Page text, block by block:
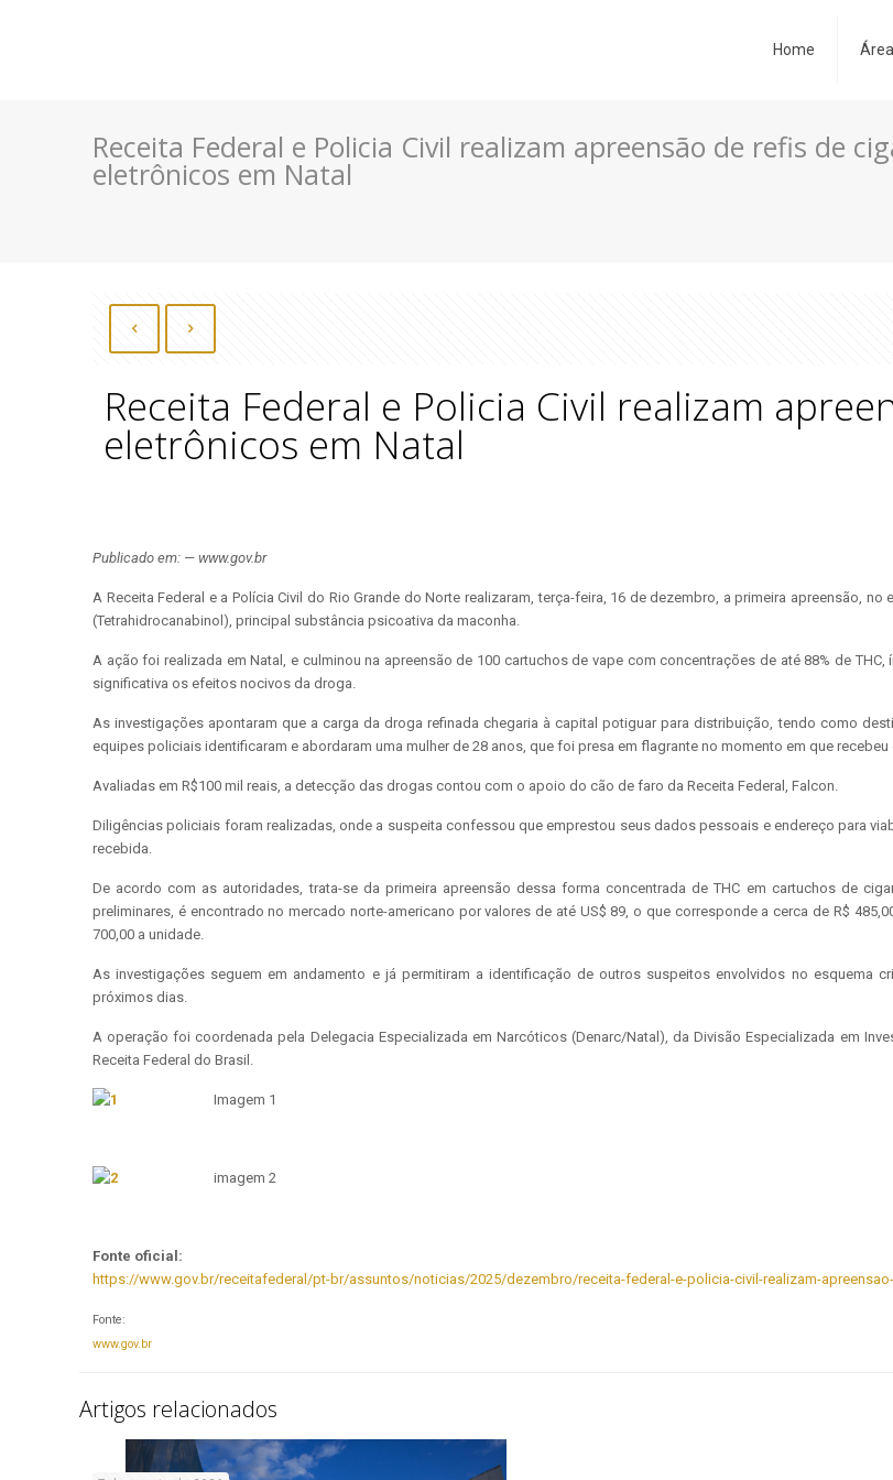
Home
Receita Federal e Policia Civil realizam apreensão de refis de
eletrônicos em Natal
Receita Federal e Policia Civil realizam
eletrônicos em Natal
Publicado em: — www.gov.br
A Receita Federal e a Polícia Civil do Rio Grande do Norte realizaram, terça-feira, 16 de dezembro, a primeira apreensão,
(Tetrahidrocanabinol), principal substância psicoativa da maconha.
A ação foi realizada em Natal, e culminou na apreensão de 100 cartuchos de vape com concentrações de até 88% de
significativa os efeitos nocivos da droga.
As investigações apontaram que a carga da droga refinada chegaria à capital potiguar para distribuição, tendo como
equipes policiais identificaram e abordaram uma mulher de 28 anos, que foi presa em flagrante no momento em que recebeu
Avaliadas em R$100 mil reais, a detecção das drogas contou com o apoio do cão de faro da Receita Federal, Falcon.
Diligências policiais foram realizadas, onde a suspeita confessou que emprestou seus dados pessoais e endereço para
recebida.
De acordo com as autoridades, trata-se da primeira apreensão dessa forma concentrada de THC em cartuchos de
preliminares, é encontrado no mercado norte-americano por valores de até US$ 89, o que corresponde a cerca de R$
700,00 a unidade.
As investigações seguem em andamento e já permitiram a identificação de outros suspeitos envolvidos no esquema
próximos dias.
A operação foi coordenada pela Delegacia Especializada em Narcóticos (Denarc/Natal), da Divisão Especializada em
Receita Federal do Brasil.
Imagem 1
imagem 2
Fonte oficial:
https://www.gov.br/receitafederal/pt-br/assuntos/noticias/2025/dezembro/receita-federal-e-policia-civil-realizam-
Fonte:
www.gov.br
Artigos relacionados